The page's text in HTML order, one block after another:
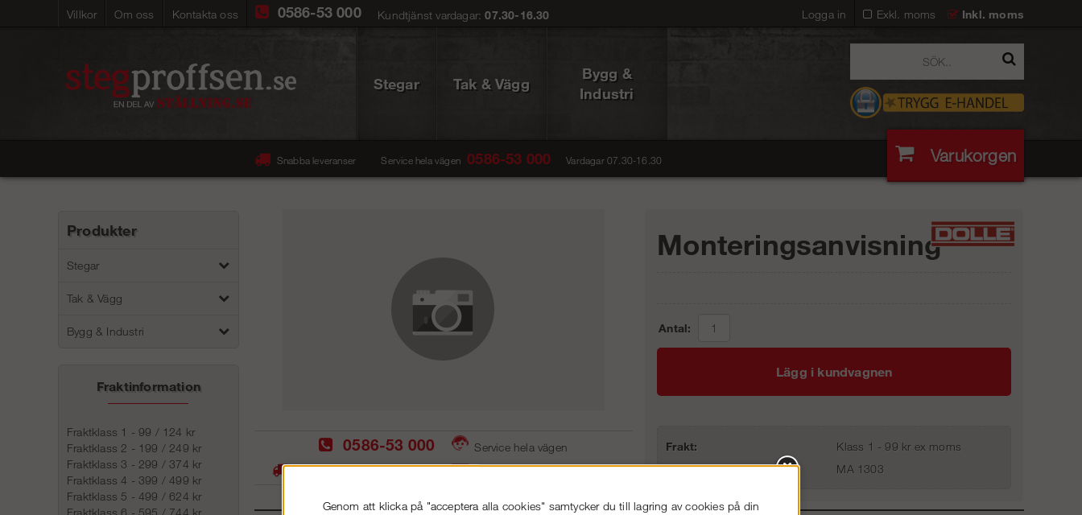
Villkor Om oss Kontakta oss Exkl. moms Inkl. moms
0586-53 000 Kundtjänst vardagar:07.30-16.30 Logga in
Stegar Tak & Vägg
Bygg &
Industri
Snabba leveranser Service hela vägen 0586-53 000 Vardagar 07.30-16.30 Varukorgen
Produkter
Stegar
Tak & Vägg
Bygg & Industri
Fraktinformation
Fraktklass 1 - 99 / 124 kr
Fraktklass 2 - 199 / 249 kr
Fraktklass 3 - 299 / 374 kr
Fraktklass 4 - 399 / 499 kr
Fraktklass 5 - 499 / 624 kr
Fraktklass 6 - 595 / 744 kr
0586-53 000
Service hela vägen
Stora lager - snabb leverans
Prisgaranti
Monteringsanvisning
Antal:
Lägg i kundvagnen
Frakt:
Klass 1 - 99 kr ex moms
Artnr:
MA 1303
Genom att klicka på "acceptera alla cookies" samtycker du till lagring av cookies på din